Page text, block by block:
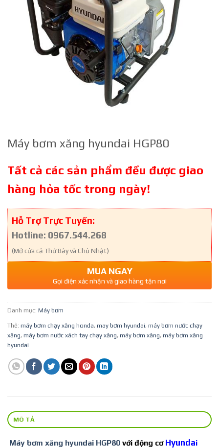
Máy bơm xăng hyundai HGP80
Tất cả các sản phẩm đều được giao
hàng hỏa tốc trong ngày!
Hỗ Trợ Trực Tuyến:
Hotline: 0967.544.268
(Mở cửa cả Thứ Bảy và Chủ Nhật)
MUA NGAY
Gọi điện xác nhận và giao hàng tận nơi
Danh mục: Máy bơm
Thẻ: máy bơm chạy xăng honda, may bơm hyundai, máy bơm nước chạy
xăng, máy bơm nước xách tay chạy xăng, máy bơm xăng, máy bơm xăng
hyundai
MÔ TẢ
Máy bơm xăng hyundai HGP80 với động cơ Hyundai